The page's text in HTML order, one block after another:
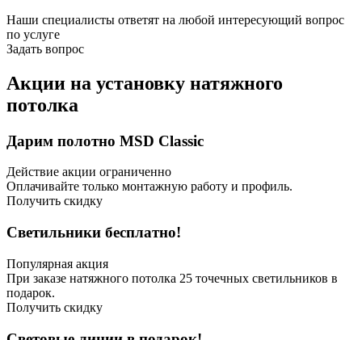
Наши специалисты ответят на любой интересующий вопрос
по услуге
Задать вопрос
Акции на установку натяжного
потолка
Дарим полотно MSD Classic
Действие акции ограниченно
Оплачивайте только монтажную работу и профиль.
Получить скидку
Светильники бесплатно!
Популярная акция
При заказе натяжного потолка 25 точечных светильников в
подарок.
Получить скидку